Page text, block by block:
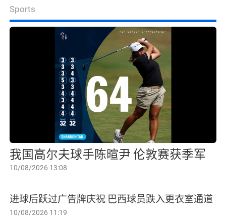
Sports
我国高尔夫球手陈暄尹 伦敦赛获季军
10/08/2026 13:08
进球后跃过广告牌庆祝 巴西球员跌入更衣室通道
10/08/2026 11:19